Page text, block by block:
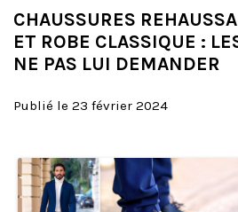
CHAUSSURES
ET ROBE CLASSIQUE :
NE PAS LUI DEMANDER
Publié le 23 février 2024